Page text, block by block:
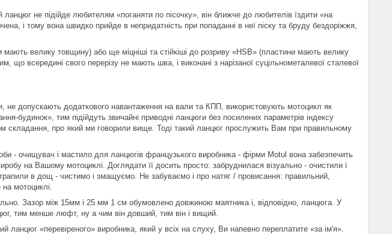
не підійде любителям «поганяти по пісочку», він ближче до любителів їздити «на
і тому вона швидко прийде в непридатність при попаданні в неї піску та бруду бездоріжжя,
велику товщину) або ще міцніші та стійкіші до розриву «HSB» (пластини мають велику
що всередині свого перерізу не мають шва, і виконані з нарізаної суцільнометалевої сталевої
не допускають додаткового навантаження на вали та КПП, використовують мотоцикл як
будинок», тим підійдуть звичайні приводні ланцюги без посилених параметрів індексу
складання, про який ми говорили вище. Тоді такий ланцюг прослужить Вам при правильному
- очищувач і мастило для ланцюгів французького виробника - фірми Motul вона забезпечить
на Вашому мотоциклі. Доглядати її досить просто: забруднилася візуально - очистили і
в дощ - чистимо і змащуємо. Не забуваємо і про натяг / провисання: правильний,
мотоциклі.
Зазор між 15мм і 25 мм 1 см обумовлено довжиною маятника і, відповідно, ланцюга. У
тим менше люфт, ну а чим він довший, тим він і вищий.
«перевіреного» виробника, який у всіх на слуху, Ви напевно переплатите «за ім'я».